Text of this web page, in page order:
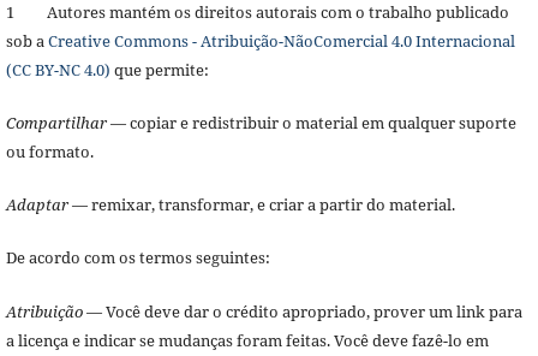
1 Autores mantém os direitos autorais com o trabalho publicado
sob aCreative Commons - Atribuição-NãoComercial 4.0 Internacional
(CC BY-NC 4.0) que permite:
Compartilhar— copiar e redistribuir o material em qualquer suporte
ou formato.
Adaptar— remixar, transformar, e criar a partir do material.
De acordo com os termos seguintes:
Atribuição— Você deve dar o crédito apropriado, prover um link para
a licença e indicar se mudanças foram feitas. Você deve fazê-lo em